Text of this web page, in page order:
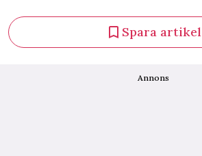
Spara artikel
Annons